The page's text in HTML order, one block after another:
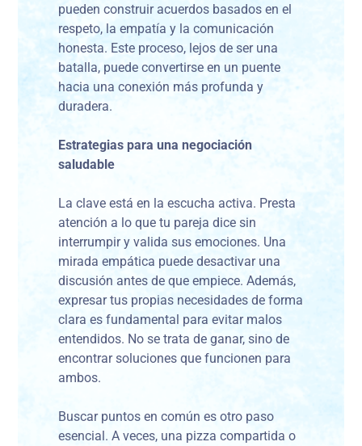
pueden construir acuerdos basados en el
respeto, la empatía y la comunicación
honesta. Este proceso, lejos de ser una
batalla, puede convertirse en un puente
hacia una conexión más profunda y
duradera.
Estrategias para una negociación
saludable
La clave está en la escucha activa. Presta
atención a lo que tu pareja dice sin
interrumpir y valida sus emociones. Una
mirada empática puede desactivar una
discusión antes de que empiece. Además,
expresar tus propias necesidades de forma
clara es fundamental para evitar malos
entendidos. No se trata de ganar, sino de
encontrar soluciones que funcionen para
ambos.
Buscar puntos en común es otro paso
esencial. A veces, una pizza compartida o